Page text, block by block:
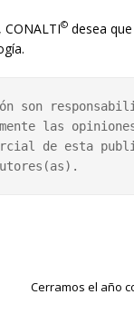
© desea
son
las
de esta
Cerramos el año